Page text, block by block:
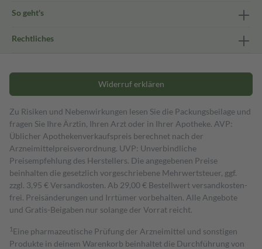
So geht's
Rechtliches
Widerruf erklären
Zu Risiken und Nebenwirkungen lesen Sie die Packungsbeilage und
fragen Sie Ihre Ärztin, Ihren Arzt oder in Ihrer Apotheke. AVP:
Üblicher Apothekenverkaufspreis berechnet nach der
Arzneimittelpreisverordnung. UVP: Unverbindliche
Preisempfehlung des Herstellers. Die angegebenen Preise
beinhalten die gesetzlich vorgeschriebene Mehrwertsteuer, ggf.
zzgl. 3,95 € Versandkosten. Ab 29,00 € Bestell­wert versand­kosten­
frei. Preisänderungen und Irrtümer vorbehalten. Alle Angebote
und Gratis-Beigaben nur solange der Vorrat reicht.
1 Eine pharmazeutische Prüfung der Arzneimittel und sonstigen
Produkte in deinem Warenkorb beinhaltet die Durchführung von